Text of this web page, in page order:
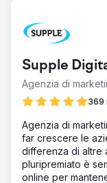
Supple
Agenzia di
369
Agenzia di
far crescere le
differenza di altre
pluripremiato è
online per